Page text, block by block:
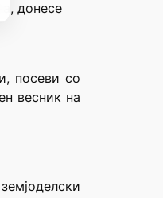
донесе
посеви со
весник на